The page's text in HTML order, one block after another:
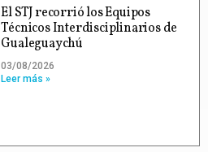
El STJ recorrió los Equipos
Técnicos Interdisciplinarios de
Gualeguaychú
03/08/2026
Leer más »